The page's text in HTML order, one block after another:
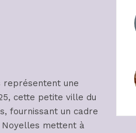
représentent une
cette petite ville du
fournissant un cadre
mettent à